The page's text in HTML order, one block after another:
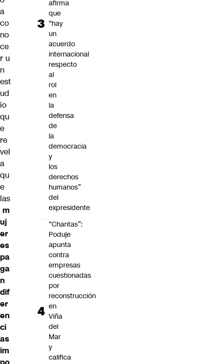
a
co
no
ce
r u
n
est
ud
io
qu
e
re
vel
a
qu
e
las
m
uj
er
es
pa
ga
n
dif
er
en
ci
as
im
afirma
que
“hay
un
acuerdo
internacional
respecto
al
rol
en
la
defensa
de
la
democracia
y
los
derechos
humanos”
del
expresidente
“Chantas”:
Poduje
apunta
contra
empresas
cuestionadas
por
reconstrucción
en
Viña
del
Mar
y
califica